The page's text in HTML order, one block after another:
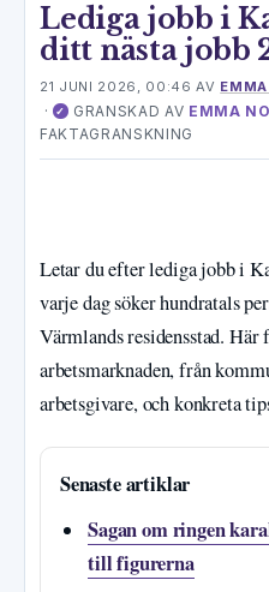
Lediga jobb i
ditt nästa jobb
21 JUNI 2026, 00:46 AV
· ✓ GRANSKAD AV EMMA
FAKTAGRANSKNING
Letar du efter lediga jobb i
varje dag söker hundratals
Värmlands residensstad. Här
arbetsmarknaden, från
arbetsgivare, och konkreta
Senaste artiklar
Sagan om ringen
till figurerna